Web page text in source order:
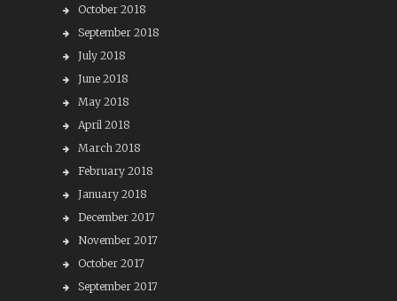
October 2018
September 2018
July 2018
June 2018
May 2018
April 2018
March 2018
February 2018
January 2018
December 2017
November 2017
October 2017
September 2017